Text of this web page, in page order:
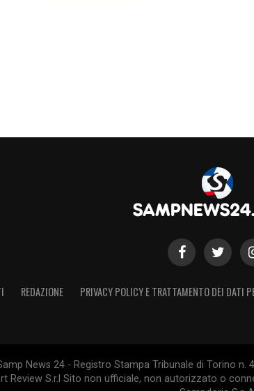
REDAZIONE PRIVACY POLICY E TRATTAMENTO DEI DATI
News 24 - Registro Stampa Tribunale di Torino
Review S.r.l Sito non ufficiale, non autorizzato o